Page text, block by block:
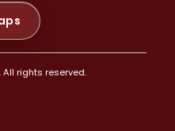
>
>
All rights reserved.